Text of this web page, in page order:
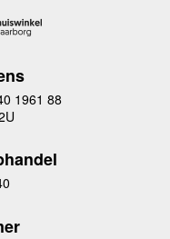
1961 88